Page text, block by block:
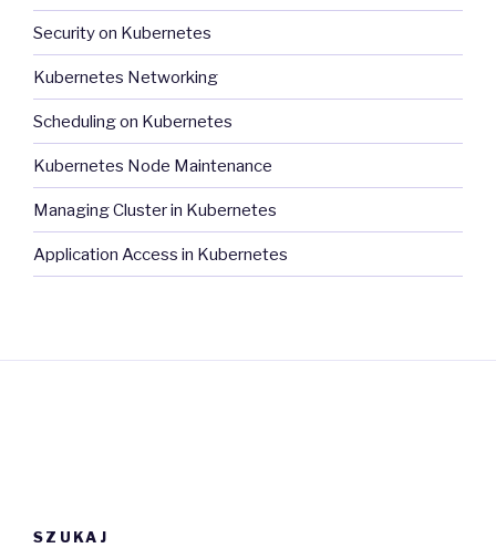
Security on Kubernetes
Kubernetes Networking
Scheduling on Kubernetes
Kubernetes Node Maintenance
Managing Cluster in Kubernetes
Application Access in Kubernetes
SZUKAJ